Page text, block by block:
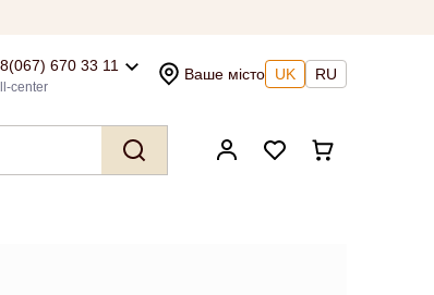
670 33 11
center
Ваше місто UK RU